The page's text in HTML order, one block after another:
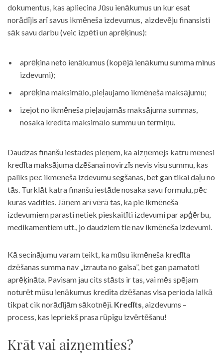
dokumentus, kas apliecina Jūsu ienākumus un kur esat
norādījis arī savus ikmēneša izdevumus, aizdevēju finansisti
sāk savu darbu (veic izpēti un aprēķinus):
aprēķina neto ienākumus (kopējā ienākumu summa mīnus
izdevumi);
aprēķina maksimālo, pieļaujamo ikmēneša maksājumu;
izejot no ikmēneša pieļaujamās maksājuma summas,
nosaka kredīta maksimālo summu un termiņu.
Daudzas finanšu iestādes pieņem, ka aizņēmējs katru mēnesi
kredīta maksājuma dzēšanai novirzīs nevis visu summu, kas
paliks pēc ikmēneša izdevumu segšanas, bet gan tikai daļu no
tās. Turklāt katra finanšu iestāde nosaka savu formulu, pēc
kuras vadīties. Jāņem arī vērā tas, ka pie ikmēneša
izdevumiem parasti netiek pieskaitīti izdevumi par apģērbu,
medikamentiem utt., jo daudziem tie nav ikmēneša izdevumi.
Kā secinājumu varam teikt, ka mūsu ikmēneša kredīta
dzēšanas summa nav „izrauta no gaisa”, bet gan pamatoti
aprēķināta. Pavisam jau cits stāsts ir tas, vai mēs spējam
noturēt mūsu ienākumus kredīta dzēšanas visa perioda laikā
tikpat cik norādījām sākotnēji. Kredīts, aizdevums –
process, kas iepriekš prasa rūpīgu izvērtēšanu!
Krāt vai aizņemties?